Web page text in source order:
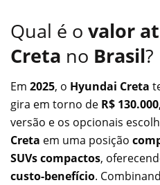
Qual é o valor
Creta no Brasil?
Em 2025, o Hyundai Creta
gira em torno de R$
versão e os opcionais
Creta em uma posição
SUVs compactos,
custo-benefício.